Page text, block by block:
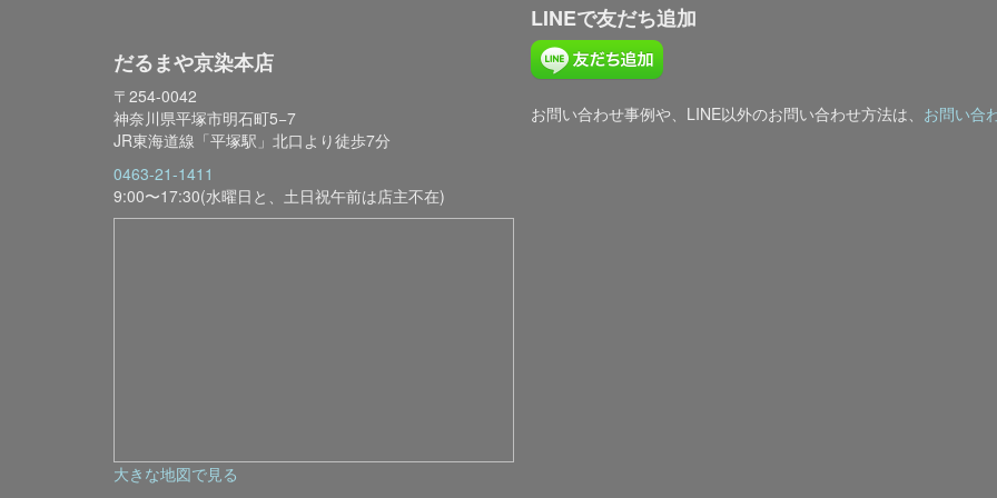
だるまや京染本店
〒254-0042
神奈川県平塚市明石町5−7
JR東海道線「平塚駅」北口より徒歩7分
0463-21-1411
9:00〜17:30(水曜日と、土日祝午前は店主不在)
大きな地図で見る
LINEで友だち追加
お問い合わせ事例や、LINE以外のお問い合わせ方法は、 お問い合